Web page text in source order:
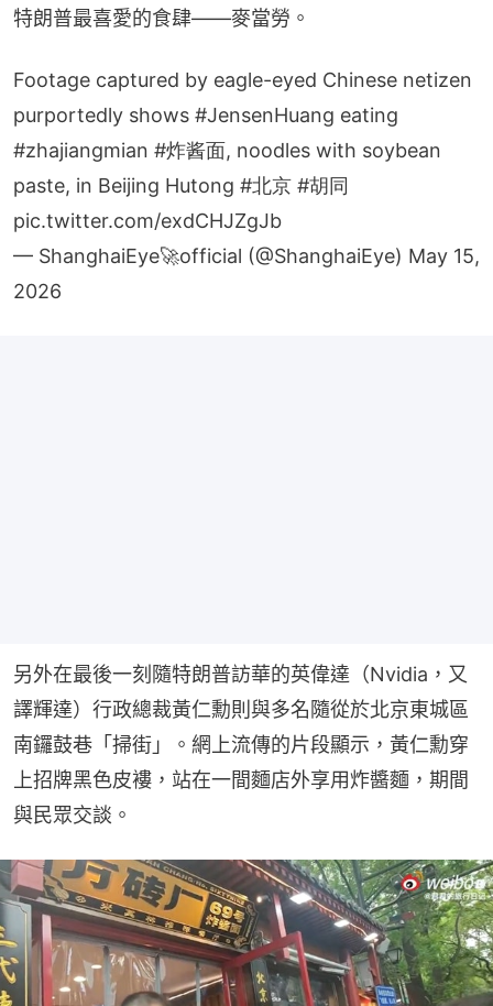
特朗普最喜愛的食肆——麥當勞。
Footage captured by eagle-eyed Chinese netizen
purportedly shows #JensenHuang eating
#zhajiangmian #炸酱面, noodles with soybean
paste, in Beijing Hutong #北京 #胡同
pic.twitter.com/exdCHJZgJb
— ShanghaiEye🚀official (@ShanghaiEye) May 15,
2026
另外在最後一刻隨特朗普訪華的英偉達（Nvidia，又
譯輝達）行政總裁黃仁勳則與多名隨從於北京東城區
南鑼鼓巷「掃街」。網上流傳的片段顯示，黃仁勳穿
上招牌黑色皮褸，站在一間麵店外享用炸醬麵，期間
與民眾交談。